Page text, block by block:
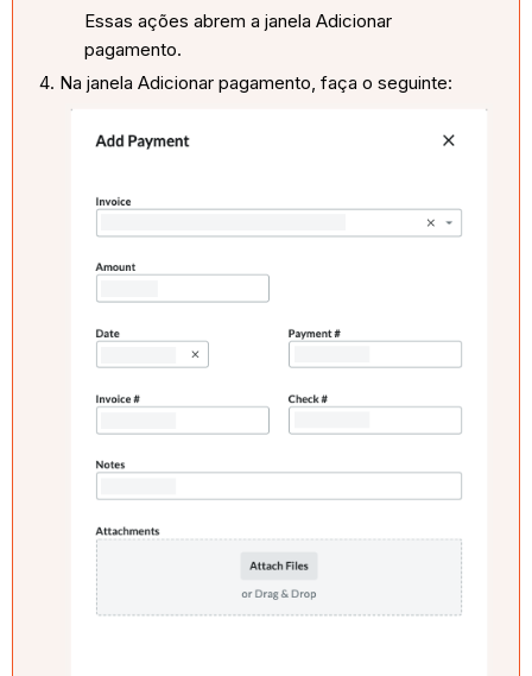
Essas ações abrem a janela Adicionar
pagamento.
Na janela Adicionar pagamento, faça o seguinte: